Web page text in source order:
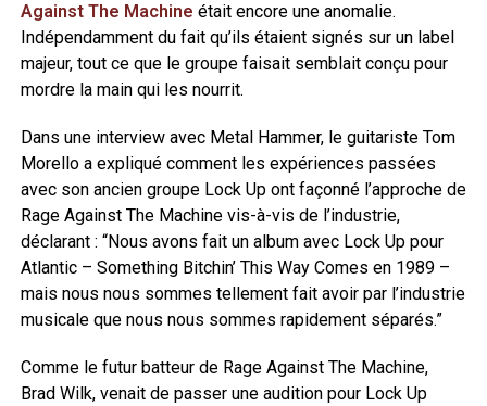
Against The Machine était encore une anomalie.
Indépendamment du fait qu’ils étaient signés sur un label
majeur, tout ce que le groupe faisait semblait conçu pour
mordre la main qui les nourrit.
Dans une interview avec Metal Hammer, le guitariste Tom
Morello a expliqué comment les expériences passées
avec son ancien groupe Lock Up ont façonné l’approche de
Rage Against The Machine vis-à-vis de l’industrie,
déclarant : “Nous avons fait un album avec Lock Up pour
Atlantic – Something Bitchin’ This Way Comes en 1989 –
mais nous nous sommes tellement fait avoir par l’industrie
musicale que nous nous sommes rapidement séparés.”
Comme le futur batteur de Rage Against The Machine,
Brad Wilk, venait de passer une audition pour Lock Up